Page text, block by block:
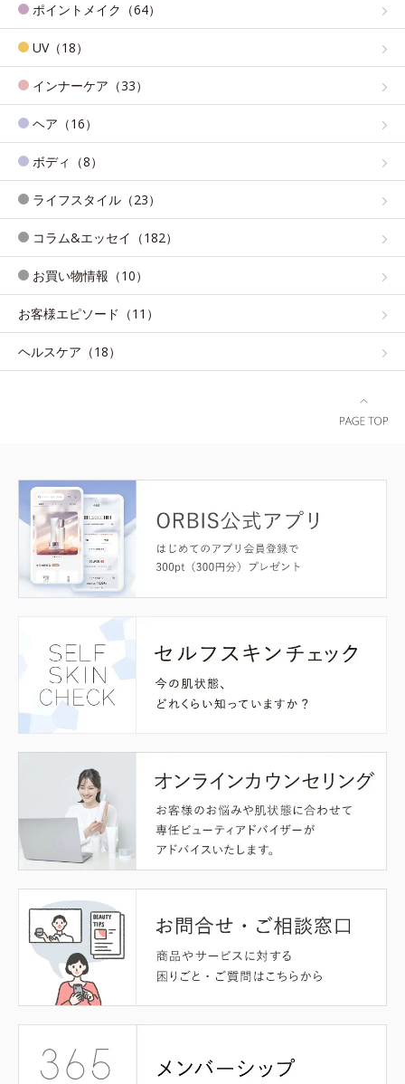
ポイントメイク（64）
UV（18）
インナーケア（33）
ヘア（16）
ボディ（8）
ライフスタイル（23）
コラム&エッセイ（182）
お買い物情報（10）
お客様エピソード（11）
ヘルスケア（18）